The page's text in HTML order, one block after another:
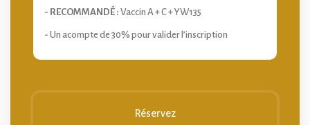
- RECOMMANDÉ : Vaccin A + C + YW135
- Un acompte de 30% pour valider l’inscription
Réservez